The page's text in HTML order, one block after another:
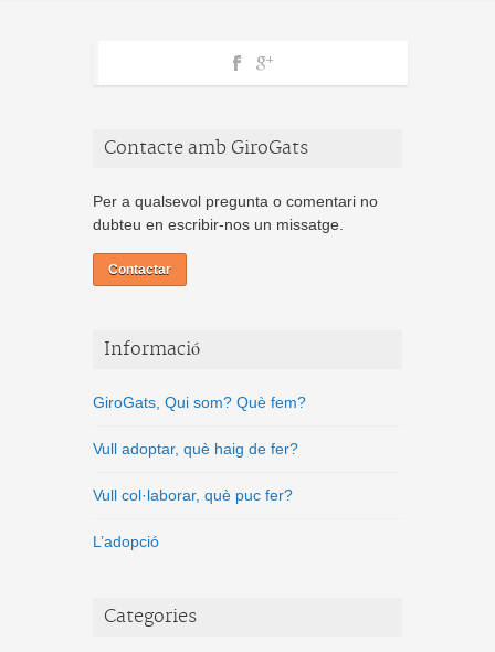
Contacte amb GiroGats
Per a qualsevol pregunta o comentari no
dubteu en escribir-nos un missatge.
Contactar
Informació
GiroGats, Qui som? Què fem?
Vull adoptar, què haig de fer?
Vull col·laborar, què puc fer?
L’adopció
Categories